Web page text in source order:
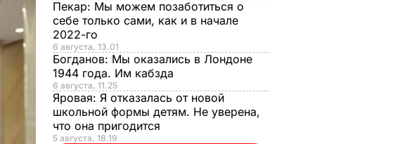
Пекар: Мы можем позаботиться о
себе только сами, как и в начале
2022-го
6 августа, 13.01
Богданов: Мы оказались в Лондоне
1944 года. Им кабзда
6 августа, 11.25
Яровая: Я отказалась от новой
школьной формы детям. Не уверена,
что она пригодится
5 августа, 18.19